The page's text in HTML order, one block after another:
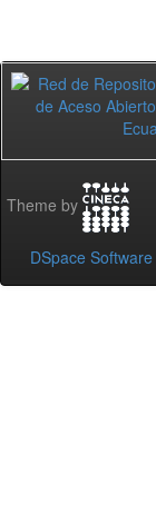
Theme by
DSpace Software